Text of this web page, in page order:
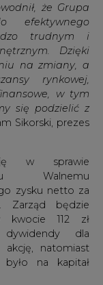
że Grupa
efektywnego
trudnym i
Dzięki
na zmiany, a
rynkowej,
w tym
się podzielić z
Sikorski, prezes
w sprawie
Walnemu
zysku netto za
Zarząd będzie
kwocie 112 zł
dla
akcję, natomiast
na kapitał